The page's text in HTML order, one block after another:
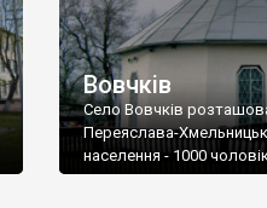
Вовчків
Село Вовчків
Переяслава-
населення - 1000